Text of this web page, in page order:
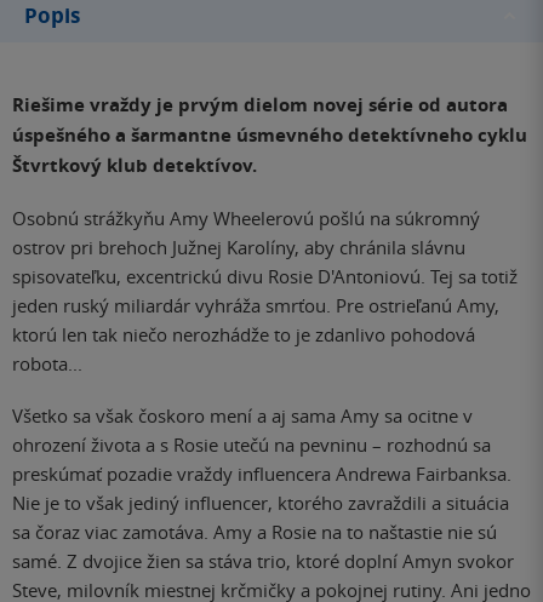
Popis
Riešime vraždy je prvým dielom novej série od autora
úspešného a šarmantne úsmevného detektívneho cyklu
Štvrtkový klub detektívov.
Osobnú strážkyňu Amy Wheelerovú pošlú na súkromný
ostrov pri brehoch Južnej Karolíny, aby chránila slávnu
spisovateľku, excentrickú divu Rosie D'Antoniovú. Tej sa totiž
jeden ruský miliardár vyhráža smrťou. Pre ostrieľanú Amy,
ktorú len tak niečo nerozhádže to je zdanlivo pohodová
robota...
Všetko sa však čoskoro mení a aj sama Amy sa ocitne v
ohrození života a s Rosie utečú na pevninu – rozhodnú sa
preskúmať pozadie vraždy influencera Andrewa Fairbanksa.
Nie je to však jediný influencer, ktorého zavraždili a situácia
sa čoraz viac zamotáva. Amy a Rosie na to naštastie nie sú
samé. Z dvojice žien sa stáva trio, ktoré doplní Amyn svokor
Steve, milovník miestnej krčmičky a pokojnej rutiny. Ani jedno